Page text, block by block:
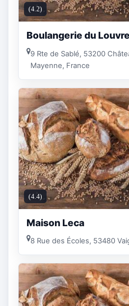
(4.2)
Boulangerie du Louvre
9 Rte de Sablé, 53200
Mayenne, France
(4.4)
Maison Leca
8 Rue des Écoles, 53480